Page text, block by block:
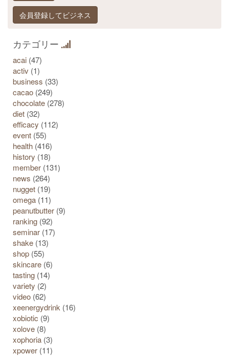
会員登録してビジネス
カテゴリー
acai (47)
activ (1)
business (33)
cacao (249)
chocolate (278)
diet (32)
efficacy (112)
event (55)
health (416)
history (18)
member (131)
news (264)
nugget (19)
omega (11)
peanutbutter (9)
ranking (92)
seminar (17)
shake (13)
shop (55)
skincare (6)
tasting (14)
variety (2)
video (62)
xeenergydrink (16)
xobiotic (9)
xolove (8)
xophoria (3)
xpower (11)